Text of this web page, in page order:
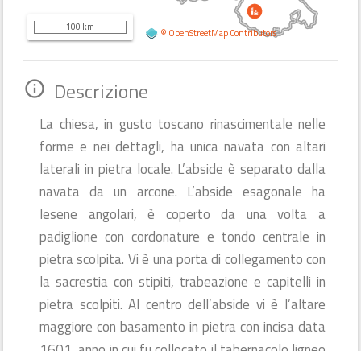
© OpenStreetMapContributors
100 km
info_outline Descrizione
La chiesa, in gusto toscano rinascimentale nelle
forme e nei dettagli, ha unica navata con altari
laterali in pietra locale. L’abside è separato dalla
navata da un arcone. L’abside esagonale ha
lesene angolari, è coperto da una volta a
padiglione con cordonature e tondo centrale in
pietra scolpita. Vi è una porta di collegamento con
la sacrestia con stipiti, trabeazione e capitelli in
pietra scolpiti. Al centro dell’abside vi è l’altare
maggiore con basamento in pietra con incisa data